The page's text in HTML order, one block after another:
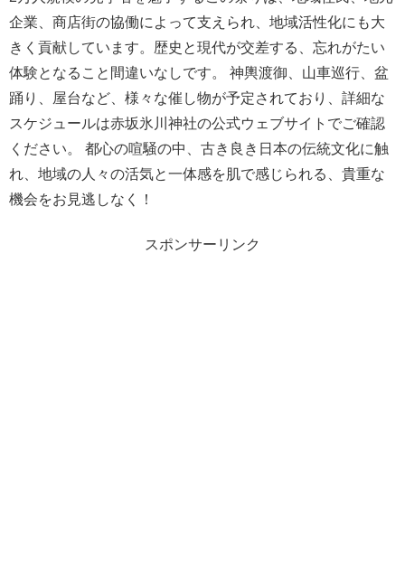
企業、商店街の協働によって支えられ、地域活性化にも大
きく貢献しています。歴史と現代が交差する、忘れがたい
体験となること間違いなしです。 神輿渡御、山車巡行、盆
踊り、屋台など、様々な催し物が予定されており、詳細な
スケジュールは赤坂氷川神社の公式ウェブサイトでご確認
ください。 都心の喧騒の中、古き良き日本の伝統文化に触
れ、地域の人々の活気と一体感を肌で感じられる、貴重な
機会をお見逃しなく！
スポンサーリンク